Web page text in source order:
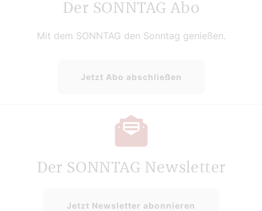
Der SONNTAG Abo
Mit dem SONNTAG den Sonntag genießen.
Jetzt Abo abschließen
Der SONNTAG Newsletter
Jetzt Newsletter abonnieren